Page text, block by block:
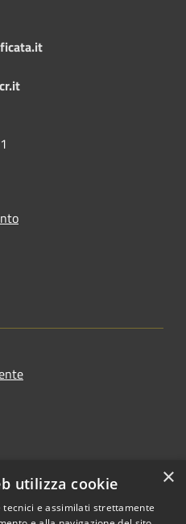
×
utilizza cookie
e assimilati strettamente